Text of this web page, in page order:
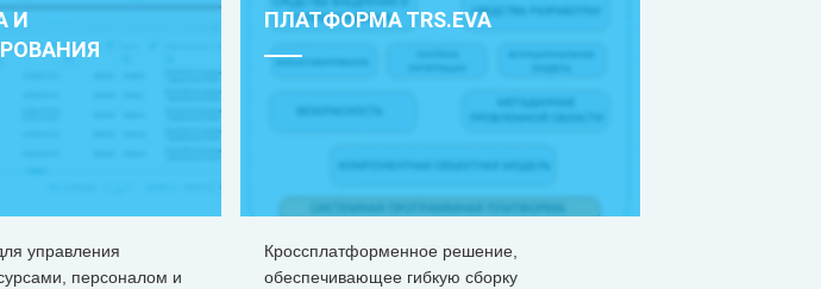
И
управления
персоналом и
ПЛАТФОРМА ТRS.EVA
Кроссплатформенное решение,
обеспечивающее гибкую сборку